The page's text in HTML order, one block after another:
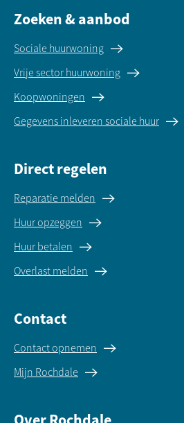
Zoeken & aanbod
Sociale huurwoning
Vrije sector huurwoning
Koopwoningen
Gegevens inleveren sociale huur
Direct regelen
Reparatie melden
Huur opzeggen
Huur betalen
Overlast melden
Contact
Contact opnemen
Mijn Rochdale